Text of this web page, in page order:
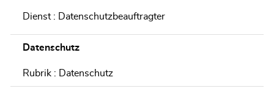
Dienst : Datenschutzbeauftragter
Datenschutz
Rubrik : Datenschutz